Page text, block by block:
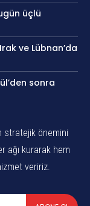
üçlü
ve Lübnan’da
sonra
stratejik önemini
ağı kurarak hem
veririz.